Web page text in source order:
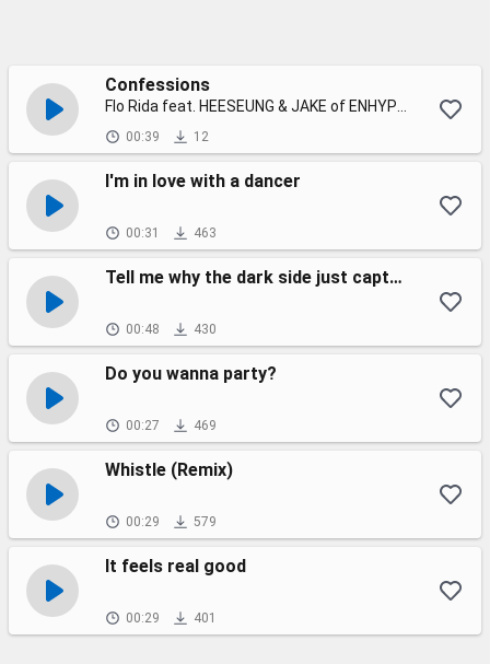
Confessions
00:39 12
I'm in love with a dancer
00:31 463
Tell me why the dark side just captures my eye
00:48 430
Do you wanna party?
00:27 469
Whistle (Remix)
00:29 579
It feels real good
00:29 401